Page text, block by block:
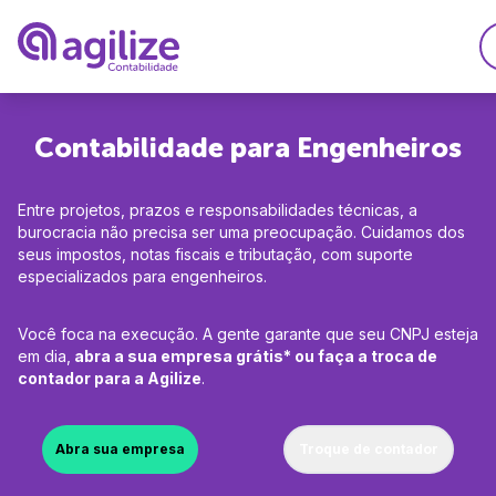
Trocar de contador
Migrar de MEI para
Soluções
Agilize
Agilize Unique
Desenvolvedores
Planos
Recursos
Calculdadora CLTxPJ
Consulta de CNAEs
A Agilize é confiável
Faça parte do time
Contabilidade para Engenheiros
Entre projetos, prazos e responsabilidades técnicas, a
burocracia não precisa ser uma preocupação. Cuidamos dos
seus impostos, notas fiscais e tributação, com suporte
especializados para engenheiros.
Você foca na execução. A gente garante que seu CNPJ esteja
em dia, abra a sua empresa grátis* ou faça a troca de
contador para a Agilize.
Abra sua empresa